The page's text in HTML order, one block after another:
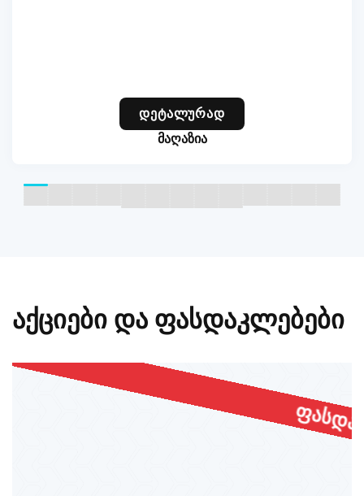
დეტალურად
მაღაზია
აქციები და ფასდაკლებები
ფასდაკლება -70%-მდე